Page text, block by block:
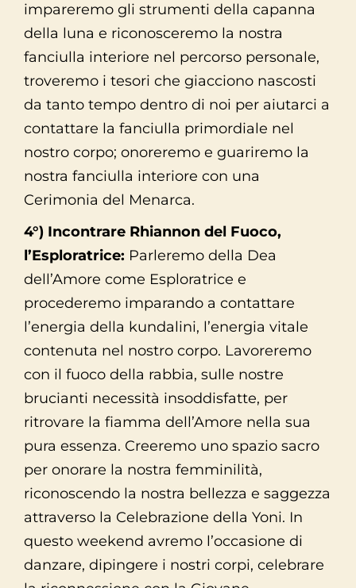
impareremo gli strumenti della capanna
della luna e riconosceremo la nostra
fanciulla interiore nel percorso personale,
troveremo i tesori che giacciono nascosti
da tanto tempo dentro di noi per aiutarci a
contattare la fanciulla primordiale nel
nostro corpo; onoreremo e guariremo la
nostra fanciulla interiore con una
Cerimonia del Menarca.
4°) Incontrare Rhiannon del Fuoco,
l’Esploratrice: Parleremo della Dea
dell’Amore come Esploratrice e
procederemo imparando a contattare
l’energia della kundalini, l’energia vitale
contenuta nel nostro corpo. Lavoreremo
con il fuoco della rabbia, sulle nostre
brucianti necessità insoddisfatte, per
ritrovare la fiamma dell’Amore nella sua
pura essenza. Creeremo uno spazio sacro
per onorare la nostra femminilità,
riconoscendo la nostra bellezza e saggezza
attraverso la Celebrazione della Yoni. In
questo weekend avremo l’occasione di
danzare, dipingere i nostri corpi, celebrare